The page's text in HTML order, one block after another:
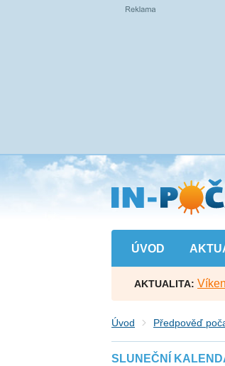
Přejít
na
hlavní
obsah
ÚVOD
AKTUALITA:
Úvod Předpověď
SLUNEČNÍ